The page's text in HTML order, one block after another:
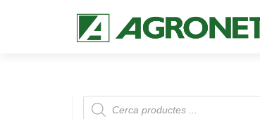
Products
search